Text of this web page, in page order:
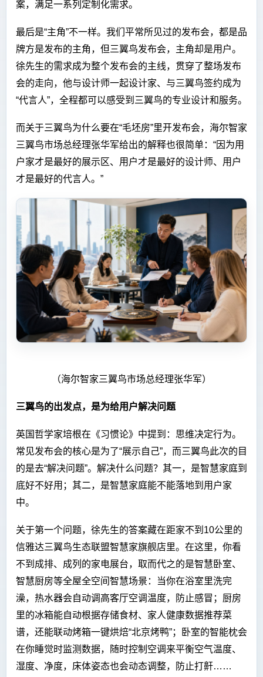
案，满足一系列定制化需求。
最后是“主角”不一样。我们平常所见过的发布会，都是品
牌方是发布的主角，但三翼鸟发布会，主角却是用户。
徐先生的需求成为整个发布会的主线，贯穿了整场发布
会的走向，他与设计师一起设计家、与三翼鸟签约成为
“代言人”，全程都可以感受到三翼鸟的专业设计和服务。
而关于三翼鸟为什么要在“毛坯房”里开发布会，海尔智家
三翼鸟市场总经理张华军给出的解释也很简单：“因为用
户家才是最好的展示区、用户才是最好的设计师、用户
才是最好的代言人。”
（海尔智家三翼鸟市场总经理张华军）
三翼鸟的出发点，是为给用户解决问题
英国哲学家培根在《习惯论》中提到：思维决定行为。
常见发布会的核心是为了“展示自己”，而三翼鸟此次的目
的是去“解决问题”。解决什么问题？其一，是智慧家庭到
底好不好用；其二，是智慧家庭能不能落地到用户家
中。
关于第一个问题，徐先生的答案藏在距家不到10公里的
信雅达三翼鸟生态联盟智慧家旗舰店里。在这里，你看
不到成排、成列的家电展台，取而代之的是智慧卧室、
智慧厨房等全屋全空间智慧场景：当你在浴室里洗完
澡，热水器会自动调高客厅空调温度，防止感冒；厨房
里的冰箱能自动根据存储食材、家人健康数据推荐菜
谱，还能联动烤箱一键烘焙“北京烤鸭”；卧室的智能枕会
在你睡觉时监测数据，随时控制空调来平衡空气温度、
湿度、净度，床体姿态也会动态调整，防止打鼾……